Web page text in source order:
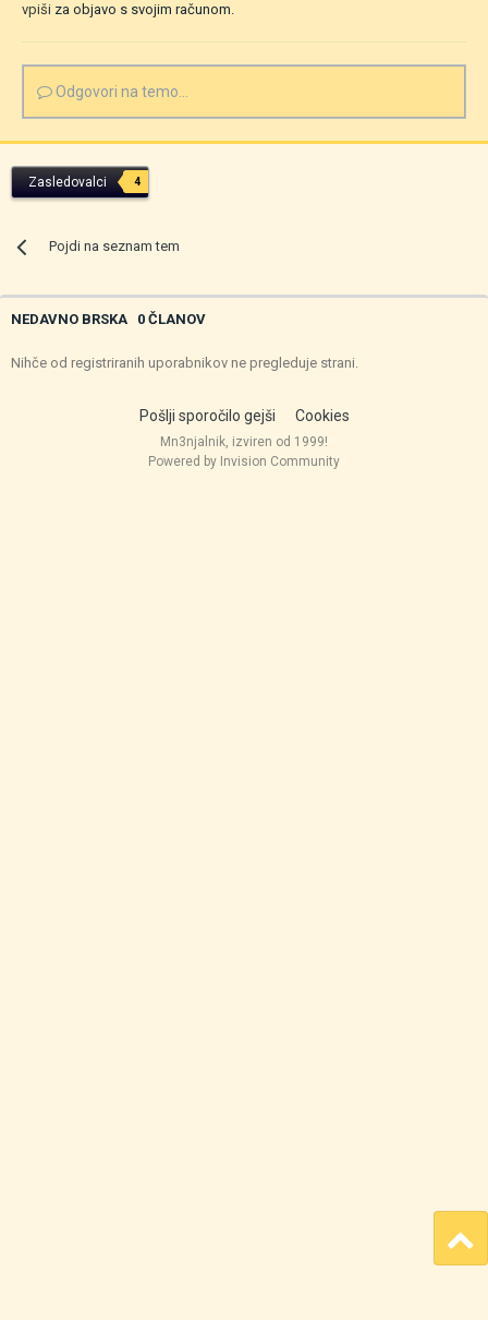
vpiši za objavo s svojim računom.
Odgovori na temo...
Zasledovalci 4
Pojdi na seznam tem
NEDAVNO BRSKA 0 ČLANOV
Nihče od registriranih uporabnikov ne pregleduje strani.
Pošlji sporočilo gejši Cookies
Mn3njalnik, izviren od 1999!
Powered by Invision Community